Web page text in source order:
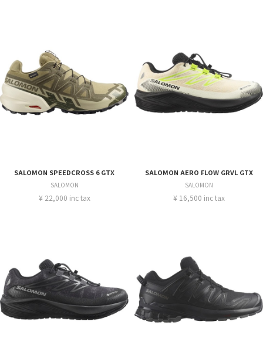
SALOMON SPEEDCROSS 6 GTX
SALOMON
¥ 22,000 inc tax
SALOMON AERO FLOW GRVL GTX
SALOMON
¥ 16,500 inc tax